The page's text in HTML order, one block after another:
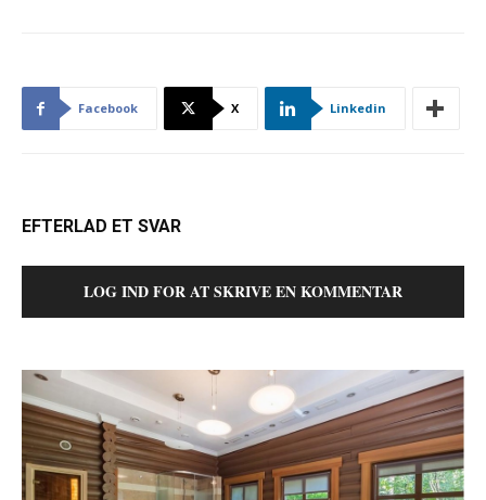
Facebook X Linkedin
EFTERLAD ET SVAR
LOG IND FOR AT SKRIVE EN KOMMENTAR